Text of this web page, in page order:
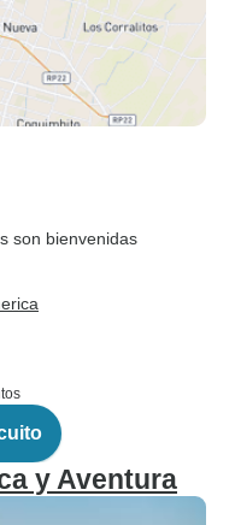
son bienvenidas
y Aventura